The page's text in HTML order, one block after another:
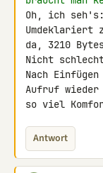
Oh, ich seh's:
da, 3210
Nicht
Nach
Aufruf wieder
so viel
Antwort